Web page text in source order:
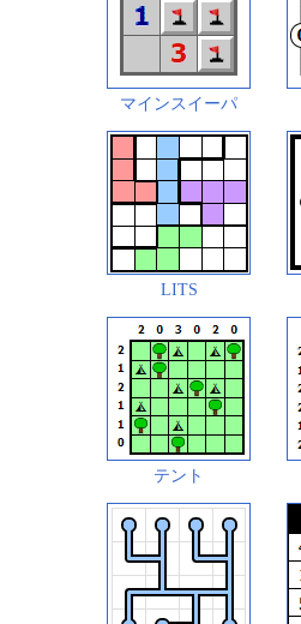
マインスイーパ
LITS
テント